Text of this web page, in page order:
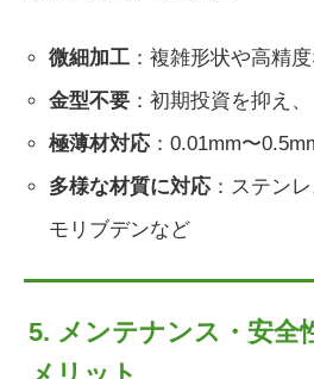
微細加工 ：複雑形状や高精
金型不要 ：初期投資を抑え
極薄材対応 ：0.01mm〜
多様な材質に対応 ：ステン
モリブデンなど
5. メンテナンス・安全